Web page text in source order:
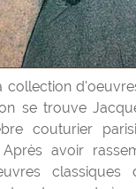
se trouve
couturier
avoir
classiques